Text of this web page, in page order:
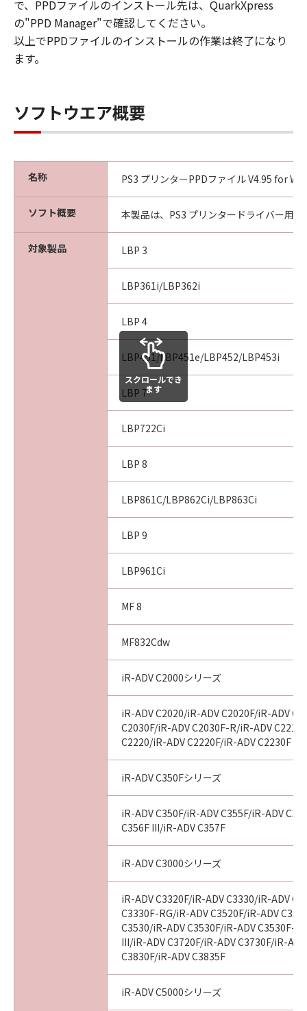
状態で使用許諾されます。キヤノン、キヤノン
のライセンサー、キヤノンの子会社、キヤノン
の関連会社、それらの販売代理店または販売店
のいずれも、「本ソフトウェア」に関して、商
問わず一切しないものとします。
(2) キヤノン、キヤノンのライセンサー、キヤノ
売代理店または販売店のいずれも、「本ソフト
ウェア」の使用または使用不能から生ずるいか
なる損害（逸失利益およびその他の派生的また
は付随的な損害を含むがこれらに限定されない
全ての損害を言います。）について、適用法で
認められる限り、一切の責任を負わないものと
します。たとえ、キヤノン、キヤノンのライセ
ンサー、キヤノンの子会社、キヤノンの関連会
社、それらの販売代理店または販売店がかかる
(3) キヤノン、キヤノンのライセンサー、キヤノ
ンの子会社、キヤノンの関連会社、それらの販
売代理店または販売店のいずれも、「本ソフト
ウェア」、または「本ソフトウェア」の使用に
起因または関連してお客様と第三者との間に生
じたいかなる紛争についても、一切責任を負わ
ないものとします。
(1) 本契約書は、お客様が、『同意』を示す下
記のボタンをクリックした時点、または「本ソ
し、下記(2)または(3)により終了されるまで有
(2) お客様は、「本ソフトウェア」およびその
複製物のすべてを廃棄および消去することによ
り、本契約書を終了させることができます。
(3) お客様が本契約書のいずれかの条項に違反
した場合、本契約書は直ちに終了します。
(4) お客様は、上記(3)によって本契約書が終了
した場合、速やかに、「本ソフトウェア」およ
びその複製物のすべてを廃棄または消去するも
(5) 上記にかかわらず、本契約書第2条、第4条
から第7条まで、第8条第4項および第10条の規
定は、本契約書の終了後も効力を有します。
“米国政府エンドユーザー”とは、米国政府の機
関また団体を意味します。もしお客様が米国政
府エンドユーザーである場合、以下の規定が適
用されます：The SOFTWARE is a "commercial
2.101 (Oct 1995), consisting of "commercial
computer software" and "commercial
computer software documentation," as such
terms are used in 48 C.F.R. 12.212 (Sept 1995).
Consistent with 48 C.F.R. 12.212 and 48 C.F.R.
227.7202-1 through 227.7202-4 (June 1995),
で、PPDファイルのインストール先は、QuarkXpress
の"PPD Manager"で確認してください。
以上でPPDファイルのインストールの作業は終了になり
ます。
ソフトウエア概要
名称 PS3 プリンターPPDファイル V4.95 for
ソフト概要 本製品は、PS3 プリンタードライバー用
対象製品 LBP 3
LBP361i/LBP362i
LBP 4
LBP451/LBP451e/LBP452/LBP453i
LBP 7
LBP722Ci
LBP 8
LBP861C/LBP862Ci/LBP863Ci
LBP 9
LBP961Ci
MF 8
MF832Cdw
iR-ADV C2000シリーズ
iR-ADV C2020/iR-ADV C2020F/iR-ADV
C2030F/iR-ADV C2030F-R/iR-ADV
C2220/iR-ADV C2220F/iR-ADV C2230F
iR-ADV C350Fシリーズ
iR-ADV C350F/iR-ADV C355F/iR-ADV
C356F III/iR-ADV C357F
iR-ADV C3000シリーズ
iR-ADV C3320F/iR-ADV C3330/iR-ADV
C3330F-RG/iR-ADV C3520F/iR-ADV
C3530/iR-ADV C3530F/iR-ADV C3530F-
III/iR-ADV C3720F/iR-ADV C3730F/iR-
C3830F/iR-ADV C3835F
iR-ADV C5000シリーズ
スクロールでき
ます